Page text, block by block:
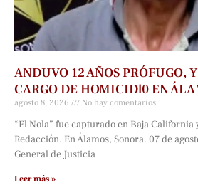
ANDUVO 12 AÑOS PRÓFUGO,
CARGO DE HOMICIDl0 EN
agosto 8, 2026 No hay comentarios
“El Nola” fue capturado en Baja California
Redacción. En Álamos, Sonora. 07 de
General de Justicia
Leer más »